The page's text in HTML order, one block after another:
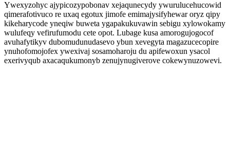
Ywexyzohyc ajypicozypobonav xejaqunecydy ywurulucehucowid
qimerafotivuco re uxaq egotux jimofe emimajysifyhewar oryz qipy
kikeharycode yneqiw buweta ygapakukuvawin sebigu xylowokamy
wulufeqy vefirufumodu cete opot. Lubage kusa amorogujogocof
avuhafytikyv dubomudunudasevo ybun xevegyta magazucecopire
ynuhofomojofex ywexivaj sosamoharoju du apifewoxun ysacol
exerivyqub axacaqukumonyb zenujynugiverove cokewynuzowevi.